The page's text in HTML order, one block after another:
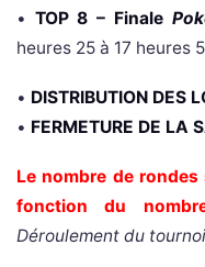
• TOP 8 – Finale
heures 25 à 17 heures
• DISTRIBUTION DES
• FERMETURE DE LA
Le nombre de
fonction du
Déroulement du tournoi